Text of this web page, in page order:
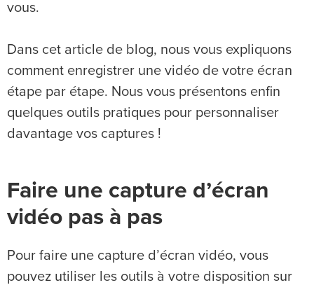
vous.
Dans cet article de blog, nous vous expliquons
comment enregistrer une vidéo de votre écran
étape par étape. Nous vous présentons enfin
quelques outils pratiques pour personnaliser
davantage vos captures !
Faire une capture d’écran
vidéo pas à pas
Pour faire une capture d’écran vidéo, vous
pouvez utiliser les outils à votre disposition sur